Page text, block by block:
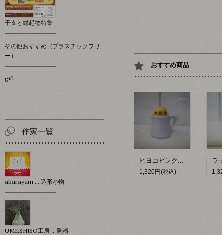
おすすめ商品
ヒヨコピンクッション 【hacy's】
1,320円(税込)
干支と縁起物特集
その他おすすめ（プラスチックフリ
ー）
gift
作家一覧
abarayam … 造形小物
UMESHISO工房 … 陶器